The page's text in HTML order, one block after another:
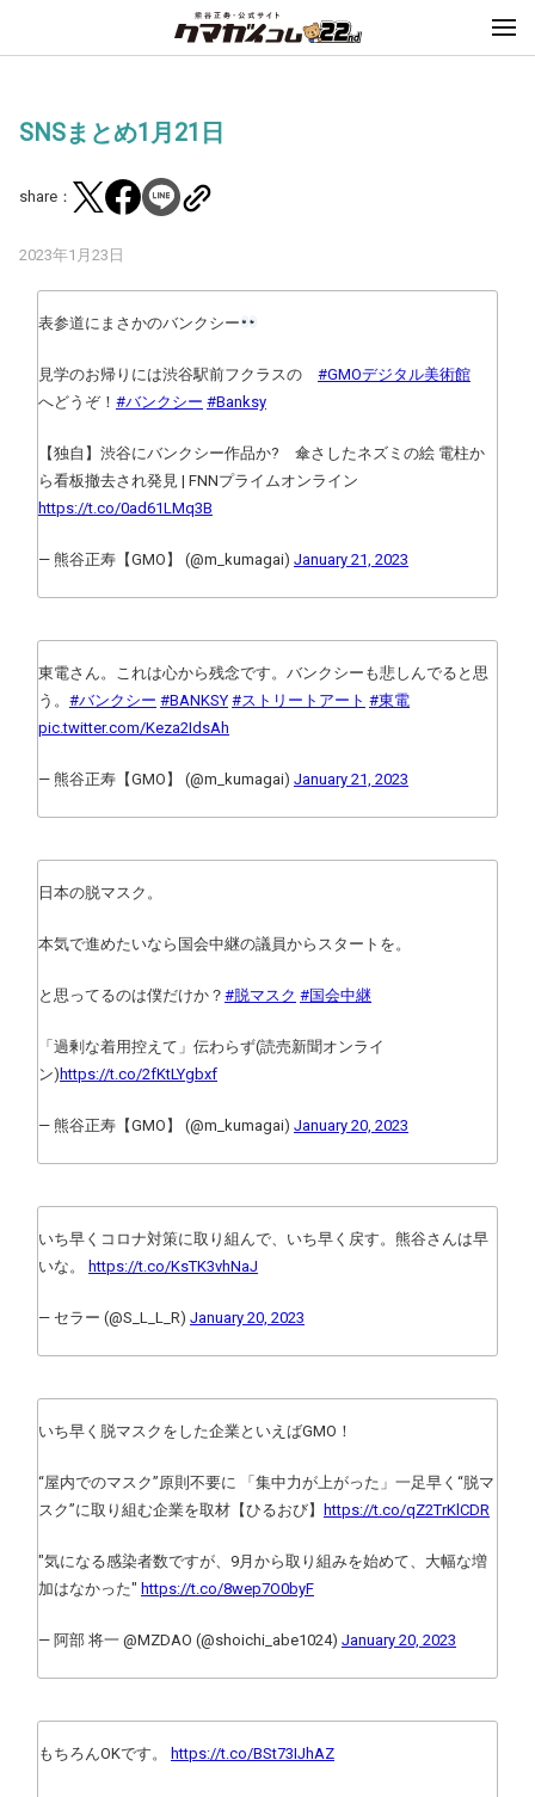
SNSまとめ1月21日
share：
2023年1月23日
表参道にまさかのバンクシー
見学のお帰りには渋谷駅前フクラスの #GMOデジタル美術館
へどうぞ！ #バンクシー #Banksy
【独自】渋谷にバンクシー作品か? 傘さしたネズミの絵 電柱か
ら看板撤去され発見 | FNNプライムオンライン
https://t.co/0ad61LMq3B
— 熊谷正寿【GMO】 (@m_kumagai) January 21, 2023
東電さん。これは心から残念です。バンクシーも悲しんでると思
う。 #バンクシー #BANKSY #ストリートアート #東電
pic.twitter.com/Keza2IdsAh
— 熊谷正寿【GMO】 (@m_kumagai) January 21, 2023
日本の脱マスク。
本気で進めたいなら国会中継の議員からスタートを。
と思ってるのは僕だけか？ #脱マスク #国会中継
「過剰な着用控えて」伝わらず(読売新聞オンライ
ン) https://t.co/2fKtLYgbxf
— 熊谷正寿【GMO】 (@m_kumagai) January 20, 2023
いち早くコロナ対策に取り組んで、いち早く戻す。熊谷さんは早
いな。
https://t.co/KsTK3vhNaJ
— セラー (@S_L_L_R) January 20, 2023
いち早く脱マスクをした企業といえばGMO！
“屋内でのマスク”原則不要に 「集中力が上がった」一足早く“脱マ
スク”に取り組む企業を取材【ひるおび】
https://t.co/qZ2TrKlCDR
"気になる感染者数ですが、9月から取り組みを始めて、大幅な増
加はなかった" https://t.co/8wep7O0byF
— 阿部 将一 @MZDAO (@shoichi_abe1024) January 20, 2023
もちろんOKです。 https://t.co/BSt73IJhAZ